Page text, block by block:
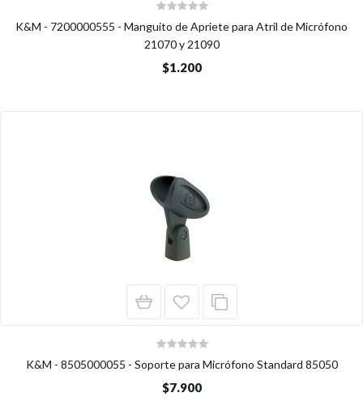
K&M - 7200000555 - Manguito de Apriete para Atril de Micrófono
21070 y 21090
$1.200
K&M - 8505000055 - Soporte para Micrófono Standard 85050
$7.900